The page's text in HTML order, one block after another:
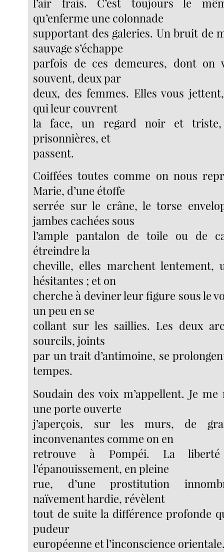
qu’enferme une colonnade
supportant des galeries. Un bruit de
sauvage s’échappe
parfois de ces demeures, dont on
souvent, deux par
deux, des femmes. Elles vous
qui leur couvrent
la face, un regard noir et
prisonnières, et
passent.
Coiffées toutes comme on nous
Marie, d’une étoffe
serrée sur le crâne, le torse
jambes cachées sous
l’ample pantalon de toile ou de
étreindre la
cheville, elles marchent lentement,
hésitantes ; et on
cherche à deviner leur figure sous le
un peu en se
collant sur les saillies. Les deux
sourcils, joints
par un trait d’antimoine, se
tempes.
Soudain des voix m’appellent. Je
une porte ouverte
j’aperçois, sur les murs, de
inconvenantes comme on en
retrouve à Pompéi. La
l’épanouissement, en pleine
rue, d’une prostitution
naïvement hardie, révèlent
tout de suite la différence profonde
pudeur
européenne et l’inconscience